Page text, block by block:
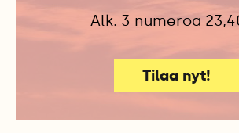
Alk. 3 numeroa
Tilaa nyt!